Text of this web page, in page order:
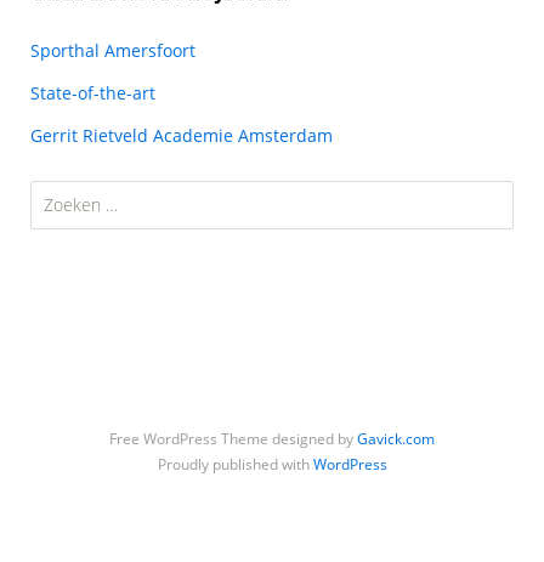
Sporthal Amersfoort
State-of-the-art
Gerrit Rietveld Academie Amsterdam
Zoeken
naar:
Free WordPress Theme designed byGavick.com
Proudly published withWordPress